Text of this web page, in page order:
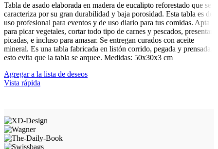
Tabla de asado elaborada en madera de eucalipto reforestado que se
caracteriza por su gran durabilidad y baja porosidad. Esta tabla es de
uso profesional para eventos y de uso diario para tus comidas. Apta
para picar vegetales, cortar todo tipo de carnes y pescados, presentar
picadas, e incluso para amasar. Se entregan curados con aceite
mineral. Es una tabla fabricada en listón corrido, pegada y prensada,
esto evita que la tabla se arquee. Medidas: 50x30x3 cm
Agregar a la lista de deseos
Vista rápida